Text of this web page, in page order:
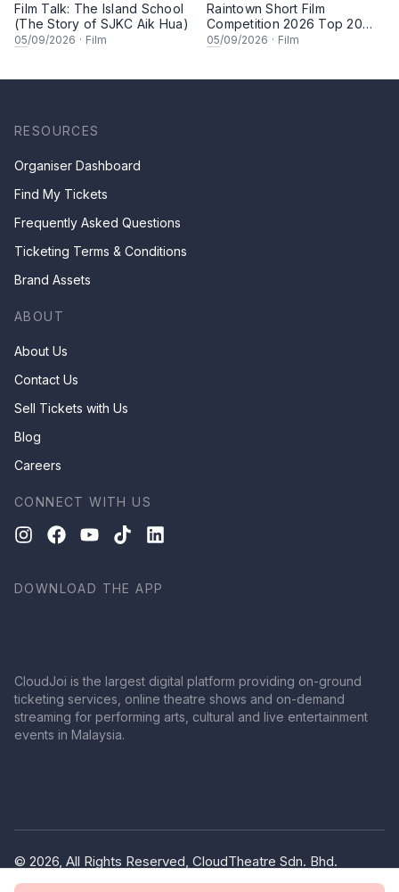
Film Talk: The Island School
(The Story of SJKC Aik Hua)
05/09/2026 · Film
Raintown Short Film
Competition 2026 Top 20
Finalists Showcase (Set A)
05/09/2026 · Film
RESOURCES
Organiser Dashboard
Find My Tickets
Frequently Asked Questions
Ticketing Terms & Conditions
Brand Assets
ABOUT
About Us
Contact Us
Sell Tickets with Us
Blog
Careers
CONNECT WITH US
DOWNLOAD THE APP
CloudJoi is the largest digital platform providing on-ground
ticketing services, online theatre shows and on-demand
streaming for performing arts, cultural and live entertainment
events in Malaysia.
© 2026, All Rights Reserved, CloudTheatre Sdn. Bhd.
(1380445-V)